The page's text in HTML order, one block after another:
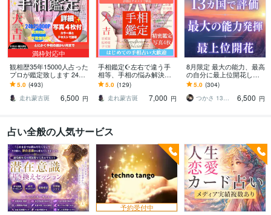
満枠対応中
観相歴35年15000人占った
プロが鑑定致します 24h2
5000字☪️線紋手形精密診
断、開運未来占います
5.0 (493)
走れ蒙古斑
6,500 円
手相鑑定☪️左右で違う手
相等、手相の悩み解決し
ます 写真4枚解説両手手の
ひらにカラー線とテキス
トで解説し占います
5.0 (129)
走れ蒙古斑
7,000 円
8月限定 最大の能力、最高
の自分に最上位開花しま
す 占いおすすめ1位 最も
好評な月限定出品 世界13
カ国で評価
5.0 (304)
つかさ 13カ国で評価 8月新2件受付中
6,500 円
占い全般の人気サービス
予約受付中